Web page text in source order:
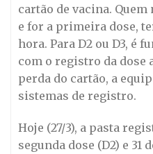
cartão de vacina.
e for a primeira dose,
hora. Para D2 ou D3, é
com o registro da dose
perda do cartão, a
sistemas de registro.
Hoje (27/3), a pasta
segunda dose (D2) e 31